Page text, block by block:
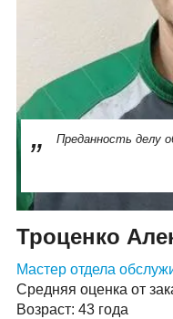
Преданность делу
Троценко
Мастер отдела
Средняя оценка от
Возраст: 43 года